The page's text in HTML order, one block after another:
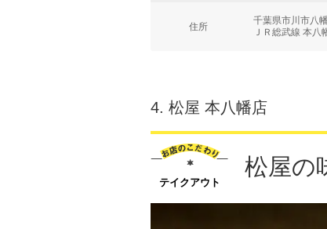
住所
千葉県市川市八
ＪＲ総武線 本八
4. 松屋 本八幡店
テイクアウト
松屋の